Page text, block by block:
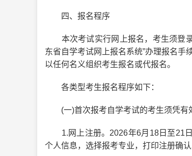
四、报名程序
本次考试实行网上报名，考生须登录
东省自学考试网上报名系统”办理报名
以任何名义组织考生报名或代报名。
各类型考生报名程序如下：
(一)首次报考自学考试的考生须凭有
1.网上注册。2026年6月18日至21日(
个人信息，选择报考专业，打印注册确